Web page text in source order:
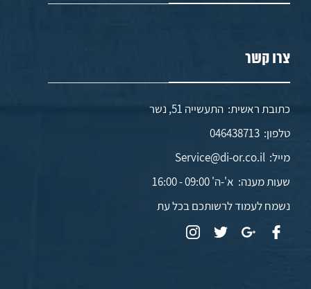
צרו קשר
כתובת ראשית: התעשייה 51, נשר
טלפון:046438713
מייל:Service@di-or.co.il
שעות מענה: א'-ה' 09:00 - 16:00
נשמח לעמוד לרשותכם בכל עת